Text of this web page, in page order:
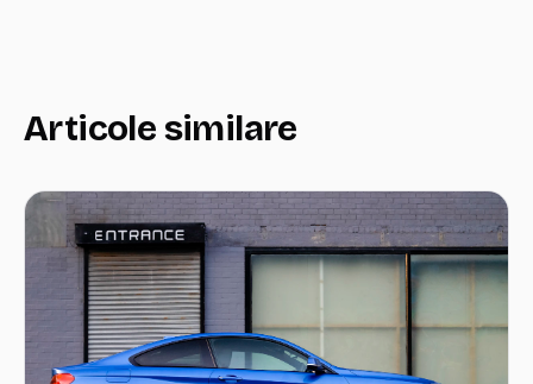
Articole similare